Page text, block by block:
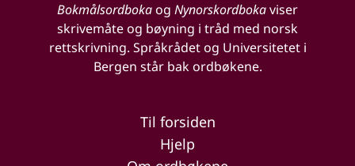
Bokmålsordbokaog Nynorskordbokaviser
skrivemåte og bøyning i tråd med norsk
rettskrivning. Språkrådet og Universitetet i
Bergen står bak ordbøkene.
Til forsiden
Hjelp